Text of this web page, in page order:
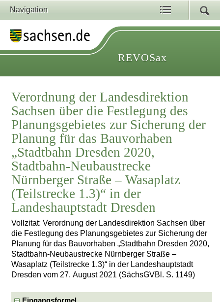
Navigation
REVOSax
Verordnung der Landesdirektion
Sachsen über die Festlegung des
Planungsgebietes zur Sicherung der
Planung für das Bauvorhaben
„Stadtbahn Dresden 2020,
Stadtbahn-Neubaustrecke
Nürnberger Straße – Wasaplatz
(Teilstrecke 1.3)“ in der
Landeshauptstadt Dresden
Vollzitat: Verordnung der Landesdirektion Sachsen über
die Festlegung des Planungsgebietes zur Sicherung der
Planung für das Bauvorhaben „Stadtbahn Dresden 2020,
Stadtbahn-Neubaustrecke Nürnberger Straße –
Wasaplatz (Teilstrecke 1.3)“ in der Landeshauptstadt
Dresden vom 27. August 2021 (SächsGVBl. S. 1149)
Eingangsformel